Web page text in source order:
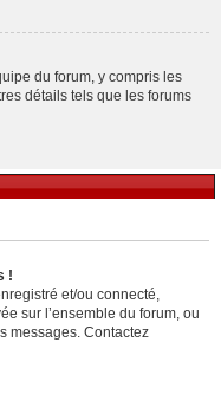
du forum, y compris les
détails tels que les forums
!
et/ou connecté,
sur l’ensemble du forum, ou
messages. Contactez